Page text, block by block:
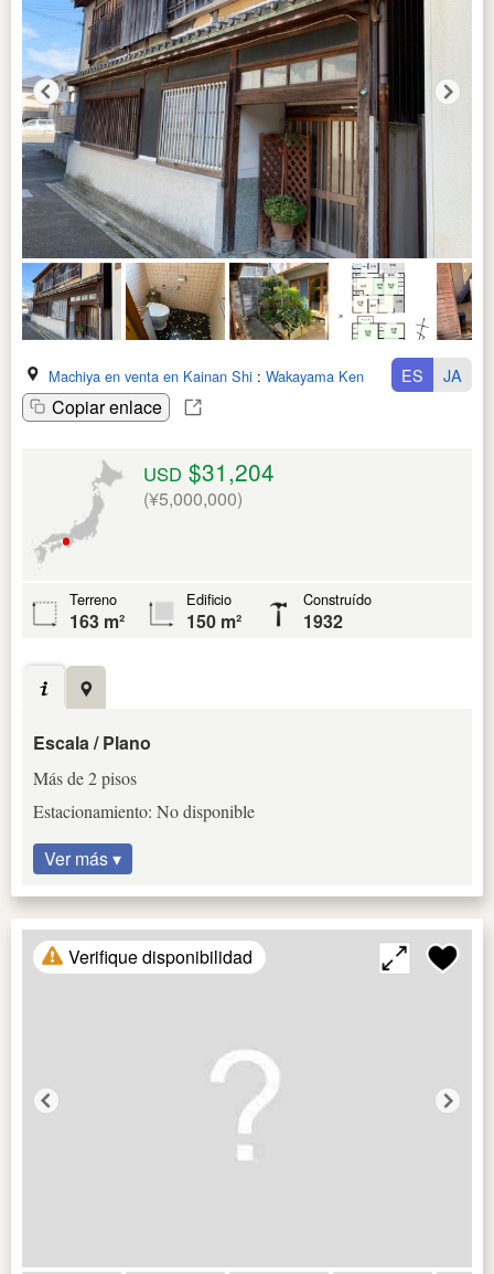
Machiya en venta en Kainan Shi : Wakayama Ken
Copiar enlace
ES JA
USD $31,204
(¥5,000,000)
Terreno
163 m²
Edificio
150 m²
Construído
1932
Escala / Plano
Más de 2 pisos
Estacionamiento: No disponible
Ver más ▾
Verifique disponibilidad